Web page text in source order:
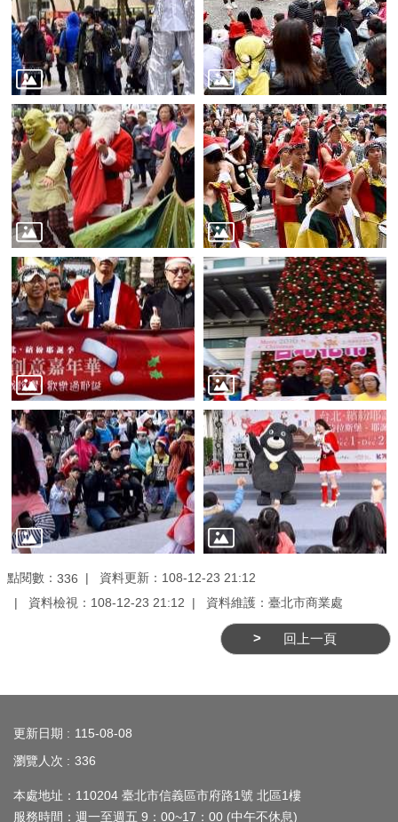
業
務
資
訊
線
上
服
務
公
司
及
商
業
登
記
服
務
商
業
管
理
商
業
商
廊
點閱數： 336
資料更新：108-12-23 21:12
資料檢視：108-12-23 21:12
資料維護：臺北市商業處
回上一頁
更新日期
115-08-08
瀏覽人次
336
本處地址：110204 臺北市信義區市府路1號 北區1樓
服務時間：週一至週五 9：00~17：00 (中午不休息)